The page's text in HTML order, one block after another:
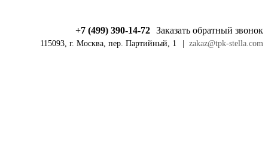
Заказать обратный звонок
+7 (499) 390-14-72
zakaz@tpk-stella.com
115093, г. Москва, пер. Партийный, 1